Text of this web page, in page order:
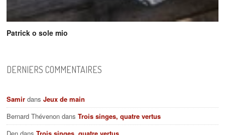
Patrick o sole mio
DERNIERS COMMENTAIRES
Samir dansJeux de main
Bernard Thévenon dansTrois singes, quatre vertus